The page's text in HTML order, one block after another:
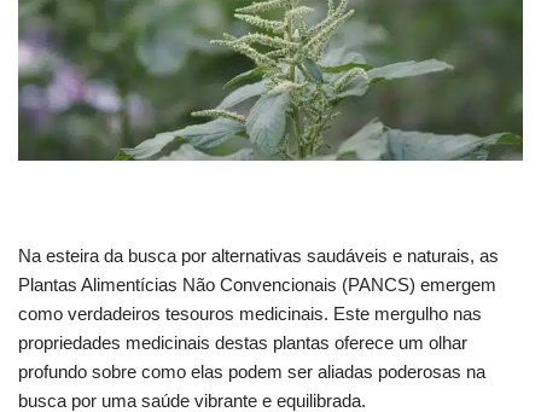
Na esteira da busca por alternativas saudáveis e naturais, as
Plantas Alimentícias Não Convencionais (PANCS) emergem
como verdadeiros tesouros medicinais. Este mergulho nas
propriedades medicinais destas plantas oferece um olhar
profundo sobre como elas podem ser aliadas poderosas na
busca por uma saúde vibrante e equilibrada.